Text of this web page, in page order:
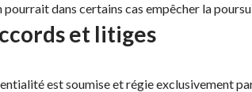
dans certains cas empêcher la
et litiges
est soumise et régie exclusivement